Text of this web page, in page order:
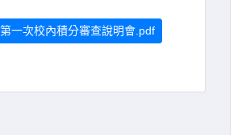
第一次校內積分審查說明會.pdf